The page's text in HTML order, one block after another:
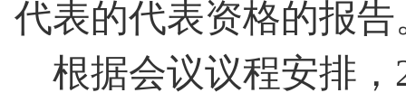
代表的代表资格的报告
根据会议议程安排